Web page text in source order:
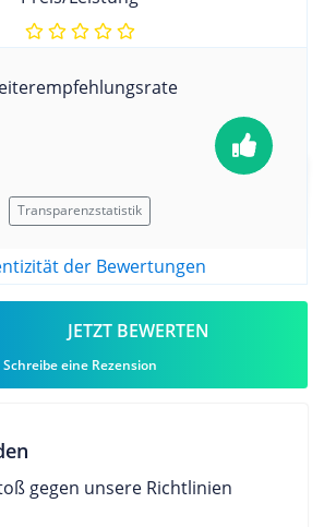
Transparenzstatistik
der Bewertungen
JETZT BEWERTEN
Schreibe eine Rezension
gegen unsere Richtlinien